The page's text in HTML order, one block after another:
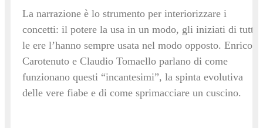
La narrazione è lo strumento per interiorizzare i
concetti: il potere la usa in un modo, gli iniziati di tutte
le ere l’hanno sempre usata nel modo opposto. Enrico
Carotenuto e Claudio Tomaello parlano di come
funzionano questi “incantesimi”, la spinta evolutiva
delle vere fiabe e di come sprimacciare un cuscino.